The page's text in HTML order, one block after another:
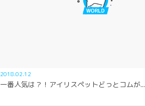
2018.02.12
一番人気は？！アイリスペットどっとコムが...